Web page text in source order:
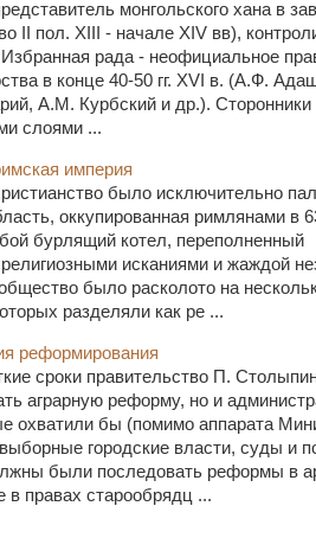
монгольского хана в
II пол. XIII - начале XIV вв),
рада - неофициальное
в конце 40-50 гг. XVI в. (А.Ф.
А.М. Курбский и др.). Сторонники
слоями ...
империя
было исключительно
оккупированная римлянами в
бурлящий котел, переполненный
исканиями и жаждой
было расколото на
разделяли как ре ...
реформирования
сроки правительство П.
аграрную реформу, но и
охватили бы (помимо аппарата
городские власти, суды и
были последовать реформы в
в правах старообрядц ...